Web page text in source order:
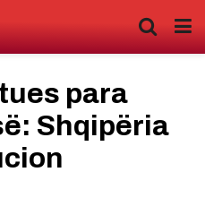
para
Shqipëria